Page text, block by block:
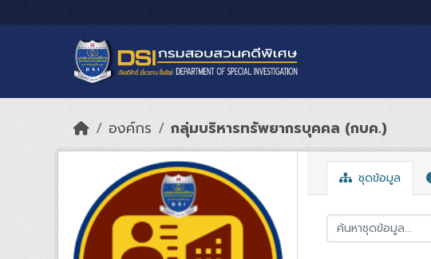
องค์กร กลุ่มบริหารทรัพยากรบุคคล (กบค.)
ชุดข้อมูล